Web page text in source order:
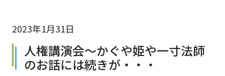
2023年1月31日
人権講演会～かぐや姫や一寸法師
のお話には続きが・・・